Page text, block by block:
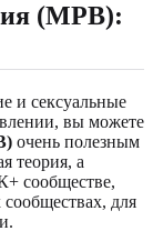
(МРВ):
и сексуальные
вы можете
очень полезным
теория, а
сообществе,
для